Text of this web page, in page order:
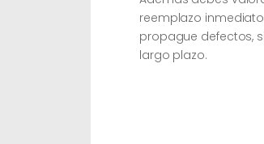
reemplazo
propague defectos,
largo plazo.